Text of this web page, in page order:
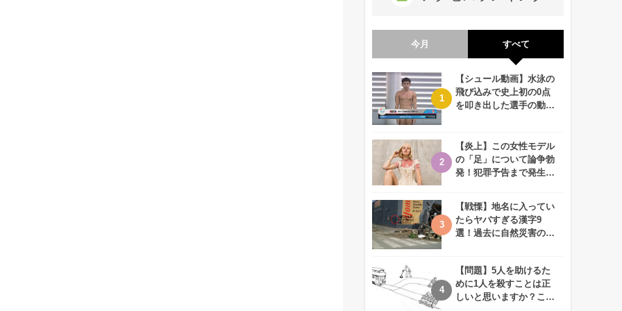
今月 すべて
【シュール動画】水泳の
飛び込みで史上初の0点
を叩き出した選手の動画
【炎上】この女性モデル
の「足」について論争勃
発！犯罪予告まで発生す
【戦慄】地名に入ってい
たらヤバすぎる漢字9
選！過去に自然災害の歴
【問題】5人を助けるた
めに1人を殺すことは正
しいと思いますか？この